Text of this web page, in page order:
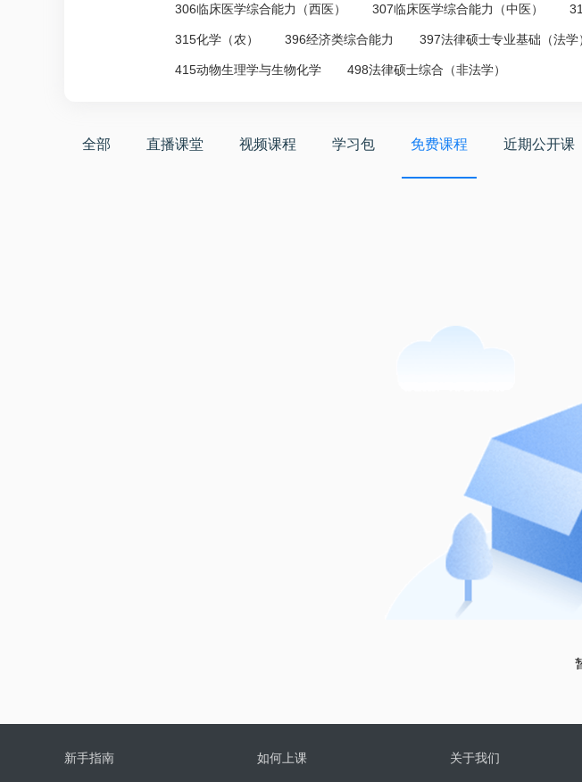
306临床医学综合能力（西医） 307临床医学综合能力（中医）
315化学（农） 396经济类综合能力 397法律硕士专业基础（法学
415动物生理学与生物化学 498法律硕士综合（非法学）
全部 直播课堂 视频课程 学习包 免费课程 近期公开课
新手指南 如何上课 关于我们